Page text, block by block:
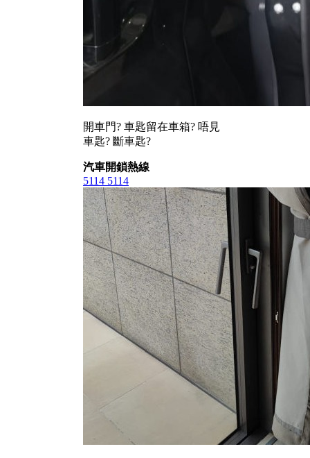
開車門? 車匙留在車箱? 唔見
車匙? 斷車匙?
汽車開鎖熱線
5114 5114